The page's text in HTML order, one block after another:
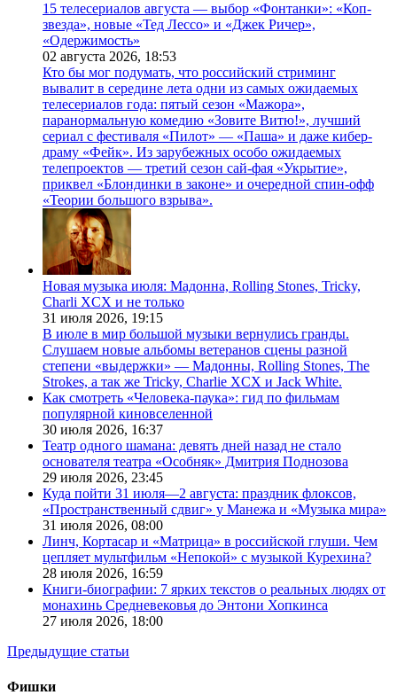
15 телесериалов августа — выбор «Фонтанки»: «Коп-
звезда», новые «Тед Лессо» и «Джек Ричер»,
«Одержимость»
02 августа 2026, 18:53
Кто бы мог подумать, что российский стриминг
вывалит в середине лета одни из самых ожидаемых
телесериалов года: пятый сезон «Мажора»,
паранормальную комедию «Зовите Витю!», лучший
сериал с фестиваля «Пилот» — «Паша» и даже кибер-
драму «Фейк». Из зарубежных особо ожидаемых
телепроектов — третий сезон сай-фая «Укрытие»,
приквел «Блондинки в законе» и очередной спин-офф
«Теории большого взрыва».
Новая музыка июля: Мадонна, Rolling Stones, Tricky,
Charli XCX и не только
31 июля 2026, 19:15
В июле в мир большой музыки вернулись гранды.
Слушаем новые альбомы ветеранов сцены разной
степени «выдержки» — Мадонны, Rolling Stones, The
Strokes, а так же Tricky, Charlie XCX и Jack White.
Как смотреть «Человека-паука»: гид по фильмам
популярной киновселенной
30 июля 2026, 16:37
Театр одного шамана: девять дней назад не стало
основателя театра «Особняк» Дмитрия Поднозова
29 июля 2026, 23:45
Куда пойти 31 июля—2 августа: праздник флоксов,
«Пространственный сдвиг» у Манежа и «Музыка мира»
31 июля 2026, 08:00
Линч, Кортасар и «Матрица» в российской глуши. Чем
цепляет мультфильм «Непокой» с музыкой Курехина?
28 июля 2026, 16:59
Книги-биографии: 7 ярких текстов о реальных людях от
монахинь Средневековья до Энтони Хопкинса
27 июля 2026, 18:00
Предыдущие статьи
Фишки